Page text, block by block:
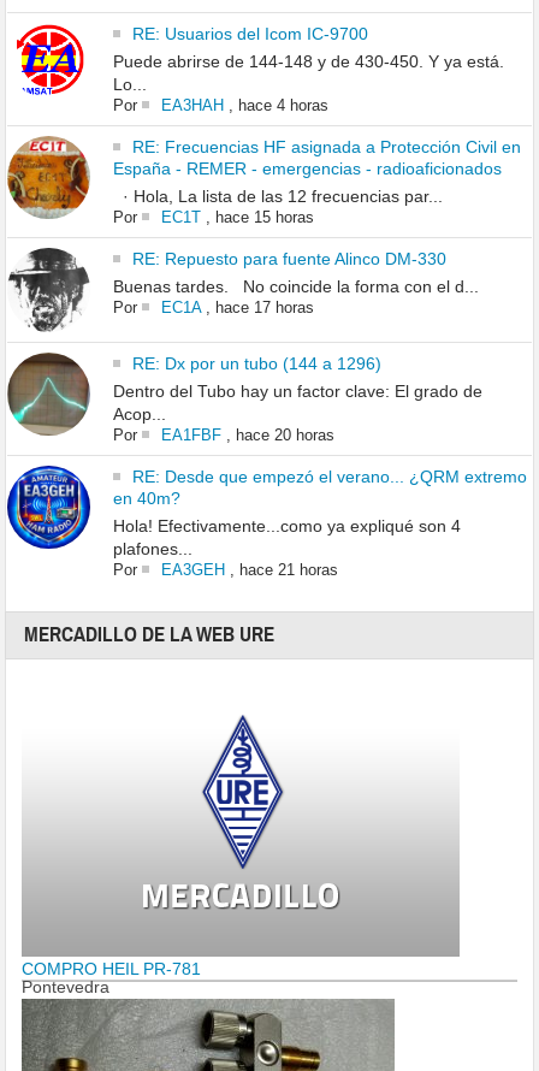
RE: Usuarios del Icom IC-9700
Puede abrirse de 144-148 y de 430-450. Y ya está.
Lo...
Por EA3HAH, hace 4 horas
RE: Frecuencias HF asignada a Protección Civil en
España - REMER - emergencias - radioaficionados
· Hola, La lista de las 12 frecuencias par...
Por EC1T, hace 15 horas
RE: Repuesto para fuente Alinco DM-330
Buenas tardes. No coincide la forma con el d...
Por EC1A, hace 17 horas
RE: Dx por un tubo (144 a 1296)
Dentro del Tubo hay un factor clave: El grado de
Acop...
Por EA1FBF, hace 20 horas
RE: Desde que empezó el verano... ¿QRM extremo
en 40m?
Hola! Efectivamente...como ya expliqué son 4
plafones...
Por EA3GEH , hace 21 horas
MERCADILLO DE LA WEB URE
COMPRO HEIL PR-781
Pontevedra